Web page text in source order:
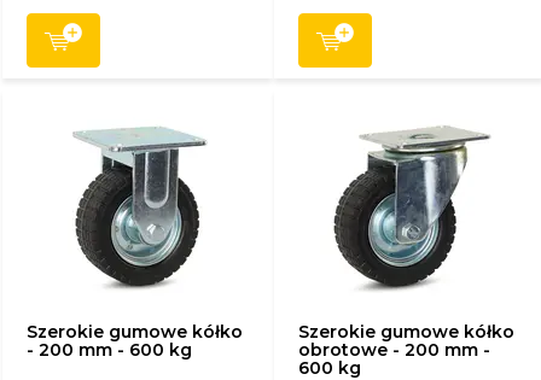
Szerokie gumowe kółko
- 200 mm - 600 kg
Szerokie gumowe kółko
obrotowe - 200 mm -
600 kg